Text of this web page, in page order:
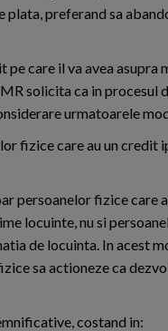
plata, preferand sa
care il va avea asupra
solicita ca in procesul
urmatoarele
fizice care au un credit
persoanelor fizice care
locuinte, nu si
de locuinta. In acest
sa actioneze ca
costand in: